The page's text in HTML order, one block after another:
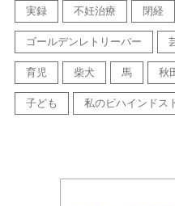
実録 不妊治療 閉経
ゴールデンレトリーバー
育児 柴犬 馬 秋
子ども 私のビハインドス